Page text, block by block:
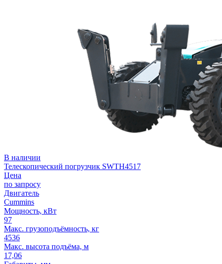
В наличии
Телескопический погрузчик SWTH4517
Цена
по запросу
Двигатель
Cummins
Мощность, кВт
97
Макс. грузоподъёмность, кг
4536
Макс. высота подъёма, м
17,06